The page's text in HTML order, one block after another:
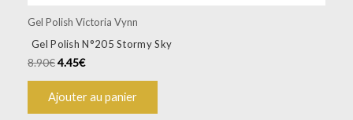
Gel Polish Victoria Vynn
Gel Polish N°205 Stormy Sky
8.90€4.45€
Ajouter au panier